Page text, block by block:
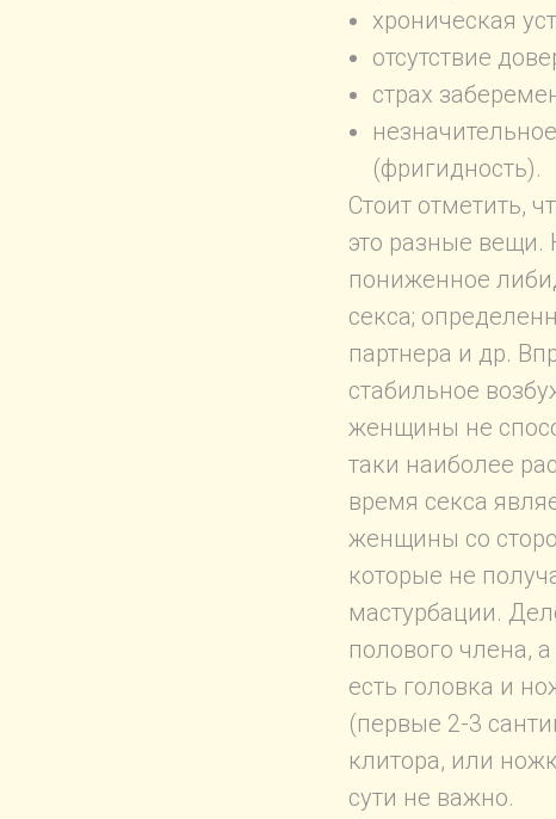
хроническая
отсутствие
страх
(фригидность).
Стоит отметить,
это разные
пониженное
секса;
партнера и др.
стабильное
женщины не
таки наиболее
время секса
женщины со
которые не
мастурбации.
полового члена,
есть головка и
(первые 2-3
клитора, или
сути не важно.